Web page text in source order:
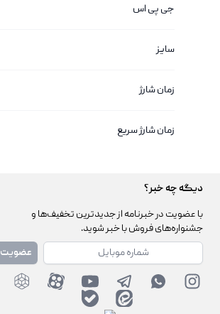
جی پی اس
سایز
زمان شارژ
زمان شارژ سریع
دیگه چه خبر؟
با عضویت در خبرنامه از جدیدترین تخفیف‌ها و
جشنواره‌های فروش با خبر شوید.
شماره همراه
عضویت